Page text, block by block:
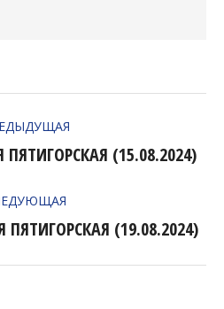
Предыдущая(15.08.2024)
Следующая(19.08.2024)